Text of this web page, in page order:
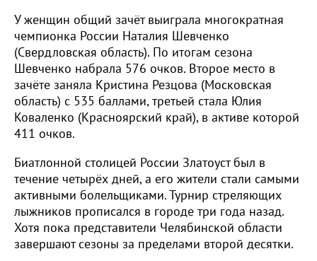
У женщин общий зачёт выиграла многократная
чемпионка России Наталия Шевченко
(Свердловская область). По итогам сезона
Шевченко набрала 576 очков. Второе место в
зачёте заняла Кристина Резцова (Московская
область) с 535 баллами, третьей стала Юлия
Коваленко (Красноярский край), в активе которой
411 очков.
Биатлонной столицей России Златоуст был в
течение четырёх дней, а его жители стали самыми
активными болельщиками. Турнир стреляющих
лыжников прописался в городе три года назад.
Хотя пока представители Челябинской области
завершают сезоны за пределами второй десятки.